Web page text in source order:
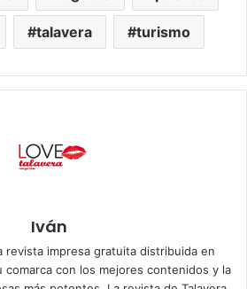
talavera turismo
Iván
revista impresa gratuita distribuida en
comarca con los mejores contenidos y la